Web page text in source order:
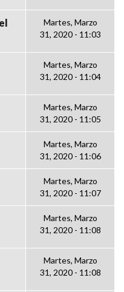
Martes, Marzo
31, 2020 - 11:03
Martes, Marzo
31, 2020 - 11:04
Martes, Marzo
31, 2020 - 11:05
Martes, Marzo
31, 2020 - 11:06
Martes, Marzo
31, 2020 - 11:07
Martes, Marzo
31, 2020 - 11:08
Martes, Marzo
31, 2020 - 11:08